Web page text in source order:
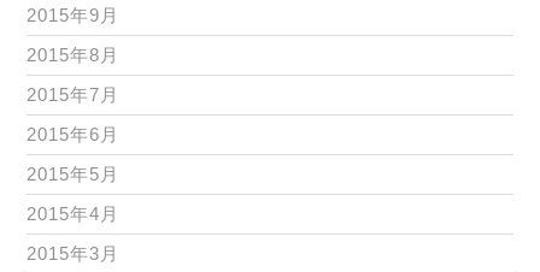
2015年9月
2015年8月
2015年7月
2015年6月
2015年5月
2015年4月
2015年3月